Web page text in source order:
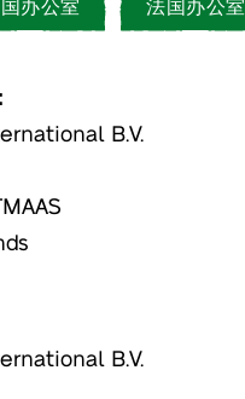
办公室 法国办公室
B.V.
B.V.